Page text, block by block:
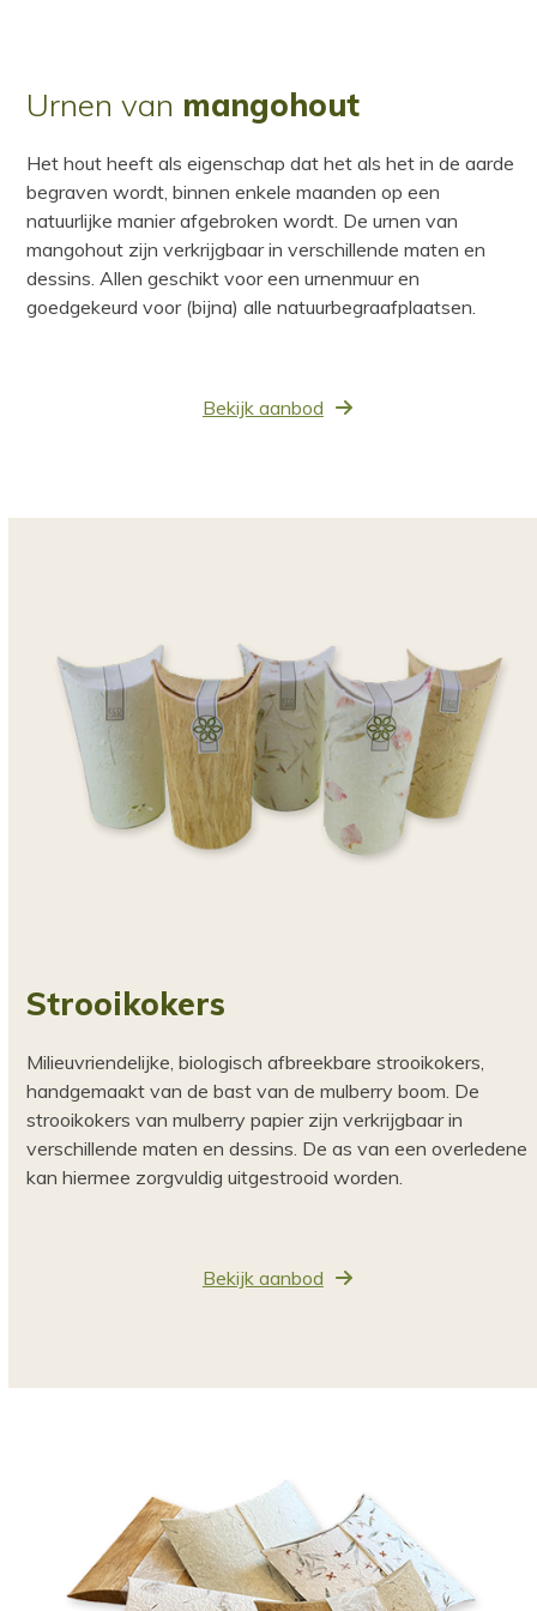
Urnen van mangohout
Het hout heeft als eigenschap dat het als het in de aarde
begraven wordt, binnen enkele maanden op een
natuurlijke manier afgebroken wordt. De urnen van
mangohout zijn verkrijgbaar in verschillende maten en
dessins. Allen geschikt voor een urnenmuur en
goedgekeurd voor (bijna) alle natuurbegraafplaatsen.
Bekijk aanbod
Strooikokers
Milieuvriendelijke, biologisch afbreekbare strooikokers,
handgemaakt van de bast van de mulberry boom. De
strooikokers van mulberry papier zijn verkrijgbaar in
verschillende maten en dessins. De as van een overledene
kan hiermee zorgvuldig uitgestrooid worden.
Bekijk aanbod